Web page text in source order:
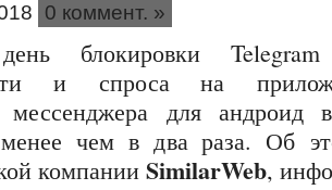
0 коммент. »
блокировки Telegram
и спроса на
мессенджера для андроид
чем в два раза. Об
компании SimilarWeb,